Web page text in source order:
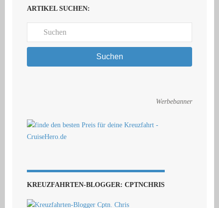
ARTIKEL SUCHEN:
Suchen
Werbebanner
KREUZFAHRTEN-BLOGGER: CPTNCHRIS